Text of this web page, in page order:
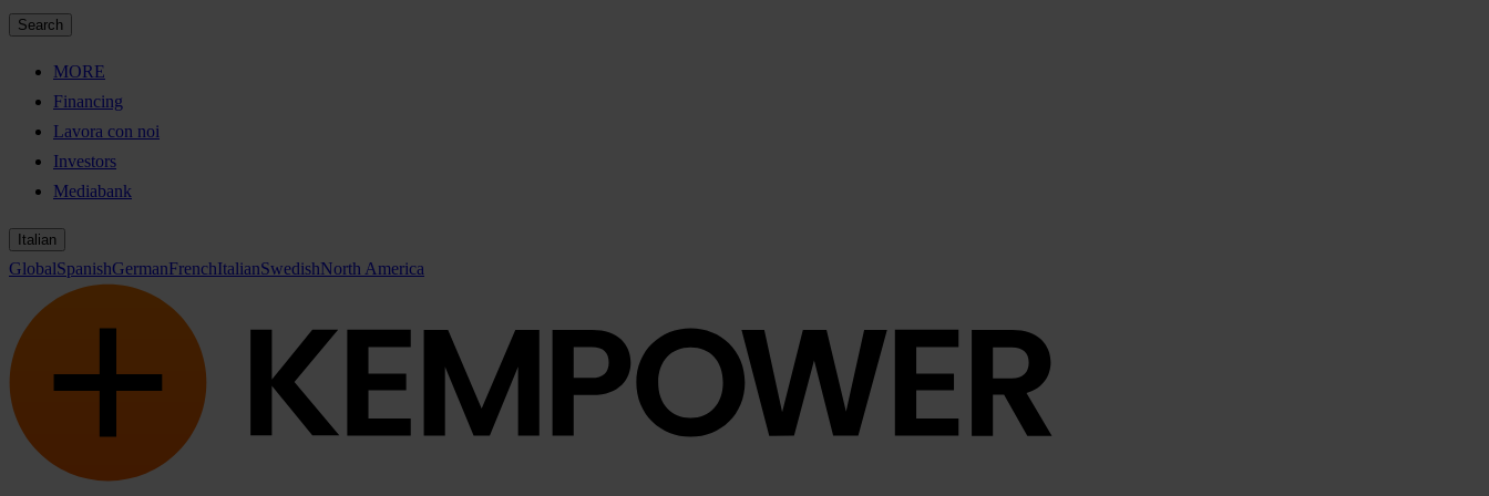
Search
MORE
Financing
Lavora con noi
Investors
Mediabank
Italian
GlobalSpanishGermanFrenchItalianSwedishNorth America